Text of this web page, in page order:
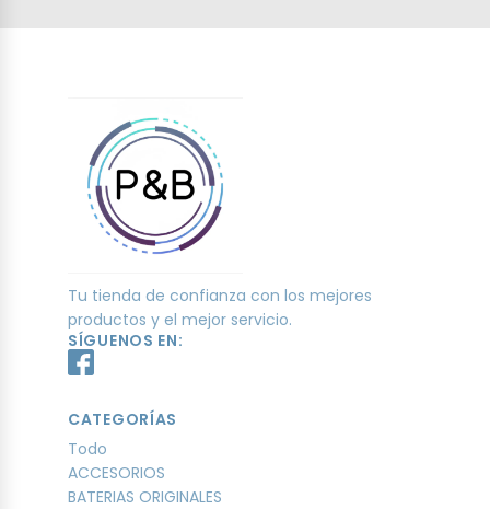
Tu tienda de confianza con los mejores
productos y el mejor servicio.
SÍGUENOS EN:
CATEGORÍAS
Todo
ACCESORIOS
BATERIAS ORIGINALES